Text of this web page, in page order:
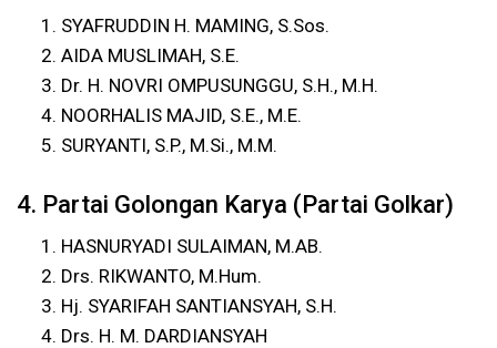
SYAFRUDDIN H. MAMING, S.Sos.
AIDA MUSLIMAH, S.E.
Dr. H. NOVRI OMPUSUNGGU, S.H., M.H.
NOORHALIS MAJID, S.E., M.E.
SURYANTI, S.P., M.Si., M.M.
4. Partai Golongan Karya (Partai Golkar)
HASNURYADI SULAIMAN, M.AB.
Drs. RIKWANTO, M.Hum.
Hj. SYARIFAH SANTIANSYAH, S.H.
Drs. H. M. DARDIANSYAH